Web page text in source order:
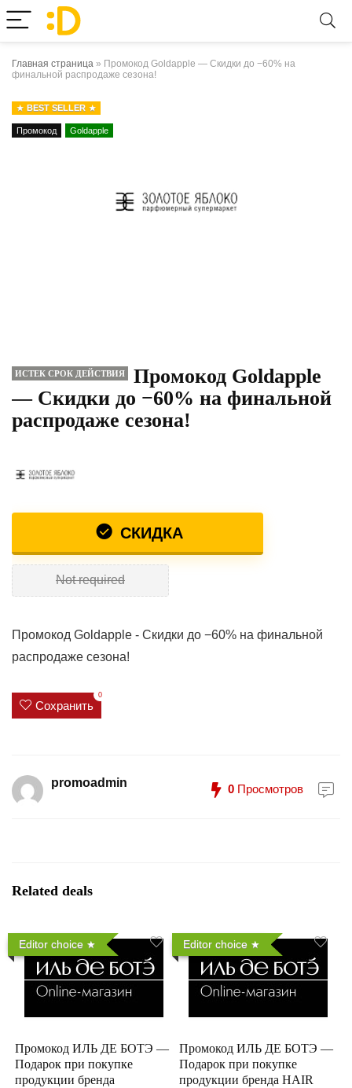
Главная страница » Промокод Goldapple — Скидки до −60% на
финальной распродаже сезона!
BEST SELLER
Промокод Goldapple
ИСТЕК СРОК ДЕЙСТВИЯ
Промокод Goldapple
— Скидки до −60% на финальной
распродаже сезона!
СКИДКА
Not required
Промокод Goldapple - Скидки до −60% на финальной
распродаже сезона!
Сохранить
0
promoadmin 0 Просмотров
Related deals
Editor choice
Промокод ИЛЬ ДЕ БОТЭ —
Подарок при покупке
продукции бренда
Editor choice
Промокод ИЛЬ ДЕ БОТЭ —
Подарок при покупке
продукции бренда HAIR